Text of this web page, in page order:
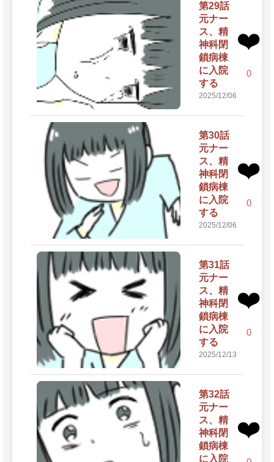
第29話
元ナー
ス、精
神科閉
鎖病棟
に入院
する
2025/12/06
❤️
0
第30話
元ナー
ス、精
神科閉
鎖病棟
に入院
する
2025/12/06
❤️
0
第31話
元ナー
ス、精
神科閉
鎖病棟
に入院
する
2025/12/13
❤️
0
第32話
元ナー
ス、精
神科閉
鎖病棟
に入院
❤️